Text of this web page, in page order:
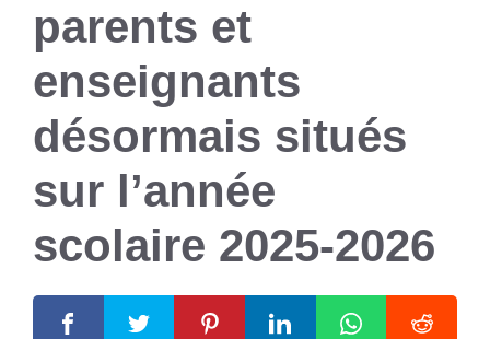
parents et
enseignants
désormais situés
sur l’année
scolaire 2025-2026